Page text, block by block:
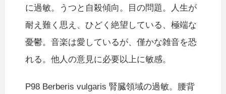
に過敏。うつと自殺傾向。目の問題。人生が
耐え難く思え、ひどく絶望している、極端な
憂鬱。音楽は愛しているが、僅かな雑音を恐
れる。他人の意見に必要以上に敏感。
P98 Berberis vulgaris 腎臓領域の過敏。腰背